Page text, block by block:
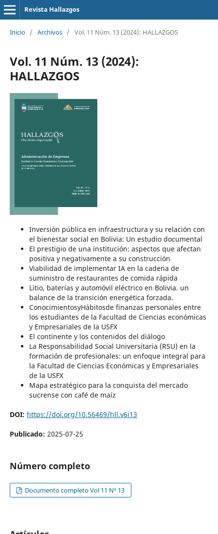
Revista Hallazgos
Inicio / Archivos / Vol. 11 Núm. 13 (2024): HALLAZGOS
Vol. 11 Núm. 13 (2024):
HALLAZGOS
Inversión pública en infraestructura y su relación con
el bienestar social en Bolivia: Un estudio documental
El prestigio de una institución: aspectos que afectan
positiva y negativamente a su construcción
Viabilidad de implementar IA en la cadena de
suministro de restaurantes de comida rápida
Litio, baterías y automóvil eléctrico en Bolivia. un
balance de la transición energética forzada.
ConocimientosyHábitosde finanzas personales entre
los estudiantes de la Facultad de Ciencias económicas
y Empresariales de la USFX
El continente y los contenidos del diálogo
La Responsabilidad Social Universitaria (RSU) en la
formación de profesionales: un enfoque integral para
la Facultad de Ciencias Económicas y Empresariales
de la USFX
Mapa estratégico para la conquista del mercado
sucrense con café de maíz
DOI: https://doi.org/10.56469/hll.v6i13
Publicado: 2025-07-25
Número completo
Documento completo Vol 11 Nº 13